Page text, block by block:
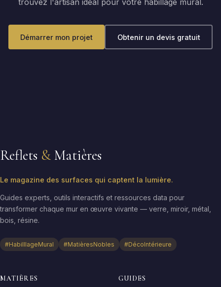
trouvez l'artisan idéal pour votre habillage mural.
Démarrer mon projet Obtenir un devis gratuit
Reflets & Matières
Le magazine des surfaces qui captent la lumière.
Guides experts, outils interactifs et ressources data pour
transformer chaque mur en œuvre vivante — verre, miroir, métal,
bois, résine.
#HabilllageMural #MatièresNobles #DécoIntérieure
MATIÈRES GUIDES